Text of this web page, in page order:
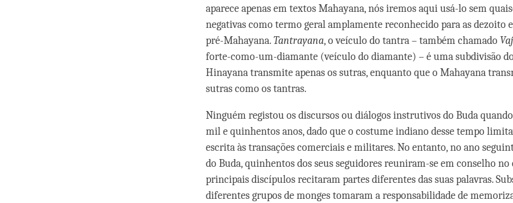
aparece apenas em textos Mahayana, nós iremos aqui usá-lo sem
negativas como termo geral amplamente reconhecido para as dezoito
pré-Mahayana.Tantrayana, o veículo do tantra – também chamado
forte-como-um-diamante (veículo do diamante) – é uma subdivisão
Hinayana transmite apenas os sutras, enquanto que o Mahayana
sutras como os tantras.
Ninguém registou os discursos ou diálogos instrutivos do Buda
mil e quinhentos anos, dado que o costume indiano desse tempo
escrita às transações comerciais e militares. No entanto, no ano
do Buda, quinhentos dos seus seguidores reuniram-se em conselho no
principais discípulos recitaram partes diferentes das suas palavras.
diferentes grupos de monges tomaram a responsabilidade de